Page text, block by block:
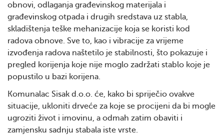
obnovi, odlaganja građevinskog materijala i
građevinskog otpada i drugih sredstava uz stabla,
skladištenja teške mehanizacije koja se koristi kod
radova obnove. Sve to, kao i vibracije za vrijeme
izvođenja radova naštetilo je stabilnosti, što pokazuje i
pregled korijenja koje nije moglo zadržati stablo koje je
popustilo u bazi korijena.
Komunalac Sisak d.o.o. će, kako bi spriječio ovakve
situacije, ukloniti drveće za koje se procijeni da bi mogle
ugroziti život i imovinu, a odmah zatim obaviti i
zamjensku sadnju stabala iste vrste.